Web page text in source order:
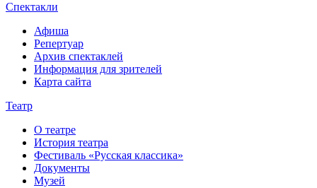
Спектакли
Афиша
Репертуар
Архив спектаклей
Информация для зрителей
Карта сайта
Театр
О театре
История театра
Фестиваль «Русская классика»
Документы
Музей